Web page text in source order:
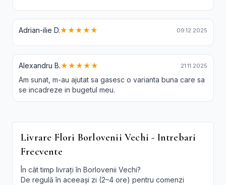
Adrian-ilie D.★★★★★ 09.12.2025
Alexandru B.★★★★★ 21.11.2025
Am sunat, m-au ajutat sa gasesc o varianta buna care sa
se incadreze in bugetul meu.
Livrare Flori Borlovenii Vechi - Intrebari
Frecvente
În cât timp livrați în Borlovenii Vechi?
De regulă în aceeași zi (2–4 ore) pentru comenzi